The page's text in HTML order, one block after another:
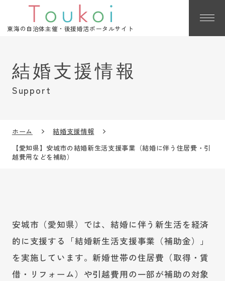
東海の自治体主催・後援婚活ポータルサイト
Support
ホーム
結婚支援情報
【愛知県】安城市の結婚新生活支援事業（結婚に伴う住居費・引
越費用などを補助）
安城市（愛知県）では、結婚に伴う新生活を経済
的に支援する「結婚新生活支援事業（補助金）」
を実施しています。新婚世帯の住居費（取得・賃
借・リフォーム）や引越費用の一部が補助の対象